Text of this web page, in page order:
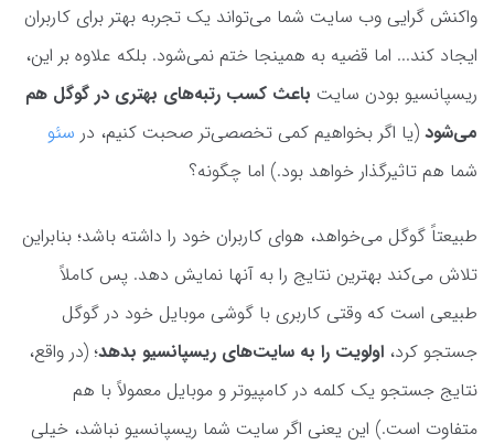
واکنش گرایی وب سایت شما می‌تواند یک تجربه بهتر برای کاربران
ایجاد کند... اما قضیه به همینجا ختم نمی‌شود. بلکه علاوه بر این،
ریسپانسیو بودن سایت باعث کسب رتبه‌های بهتری در گوگل هم
می‌شود (یا اگر بخواهیم کمی تخصصی‌تر صحبت کنیم، در سئو
شما هم تاثیرگذار خواهد بود.) اما چگونه؟
طبیعتاً گوگل می‌خواهد، هوای کاربران خود را داشته باشد؛ بنابراین
تلاش می‌کند بهترین نتایج را به آنها نمایش دهد. پس کاملاً
طبیعی است که وقتی کاربری با گوشی موبایل خود در گوگل
جستجو کرد، اولویت را به سایت‌های ریسپانسیو بدهد؛ (در واقع،
نتایج جستجو یک کلمه در کامپیوتر و موبایل معمولاً با هم
متفاوت است.) این یعنی اگر سایت شما ریسپانسیو نباشد، خیلی